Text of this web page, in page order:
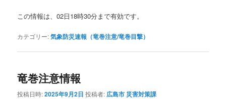
この情報は、02日18時30分まで有効です。
カテゴリー:気象防災速報（竜巻注意/竜巻目撃）
竜巻注意情報
投稿日時:2025年9月2日 投稿者: 広島市 災害対策課